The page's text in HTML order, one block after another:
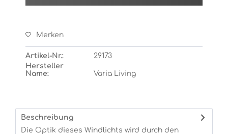
Merken
Artikel-Nr.:
29173
Hersteller
Name:
Varia Living
Beschreibung
Die Optik dieses Windlichts wird durch den